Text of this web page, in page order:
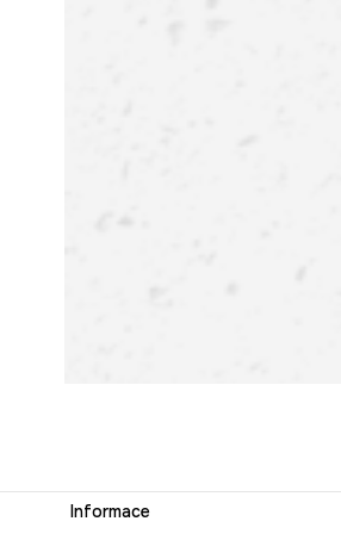
Informace